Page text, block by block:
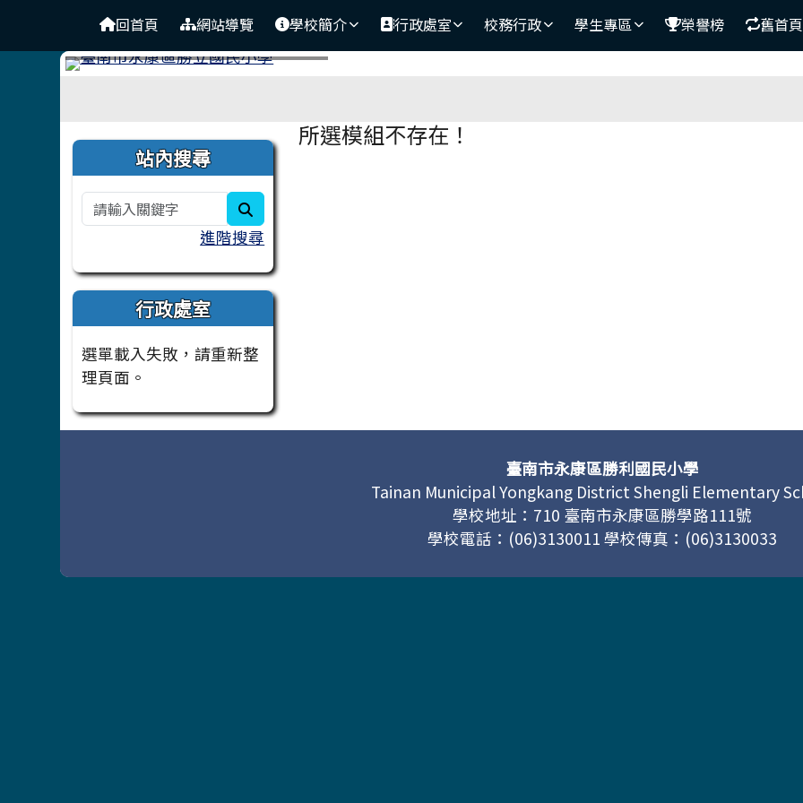
臺南市永康區勝利國民小學
回首頁 網站導覽 學校簡介 行政處室 校務行政 學生專區 榮譽榜 舊首頁
左邊區域內容
站內搜尋
進階搜尋
行政處室
選單載入失敗，請重新整
理頁面。
主內容區域
所選模組不存在！
頁尾區域
臺南市永康區勝利國民小學
Tainan Municipal Yongkang District Shengli Elementary
學校地址：710 臺南市永康區勝學路111號
學校電話：(06)3130011 學校傳真：(06)3130033